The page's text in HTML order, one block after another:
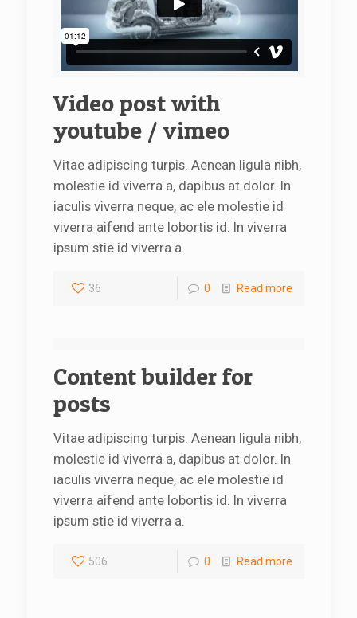
Video post with
youtube / vimeo
Vitae adipiscing turpis. Aenean ligula nibh,
molestie id viverra a, dapibus at dolor. In
iaculis viverra neque, ac ele molestie id
viverra aifend ante lobortis id. In viverra
ipsum stie id viverra a.
36 0 Read more
Content builder for
posts
Vitae adipiscing turpis. Aenean ligula nibh,
molestie id viverra a, dapibus at dolor. In
iaculis viverra neque, ac ele molestie id
viverra aifend ante lobortis id. In viverra
ipsum stie id viverra a.
506 0 Read more